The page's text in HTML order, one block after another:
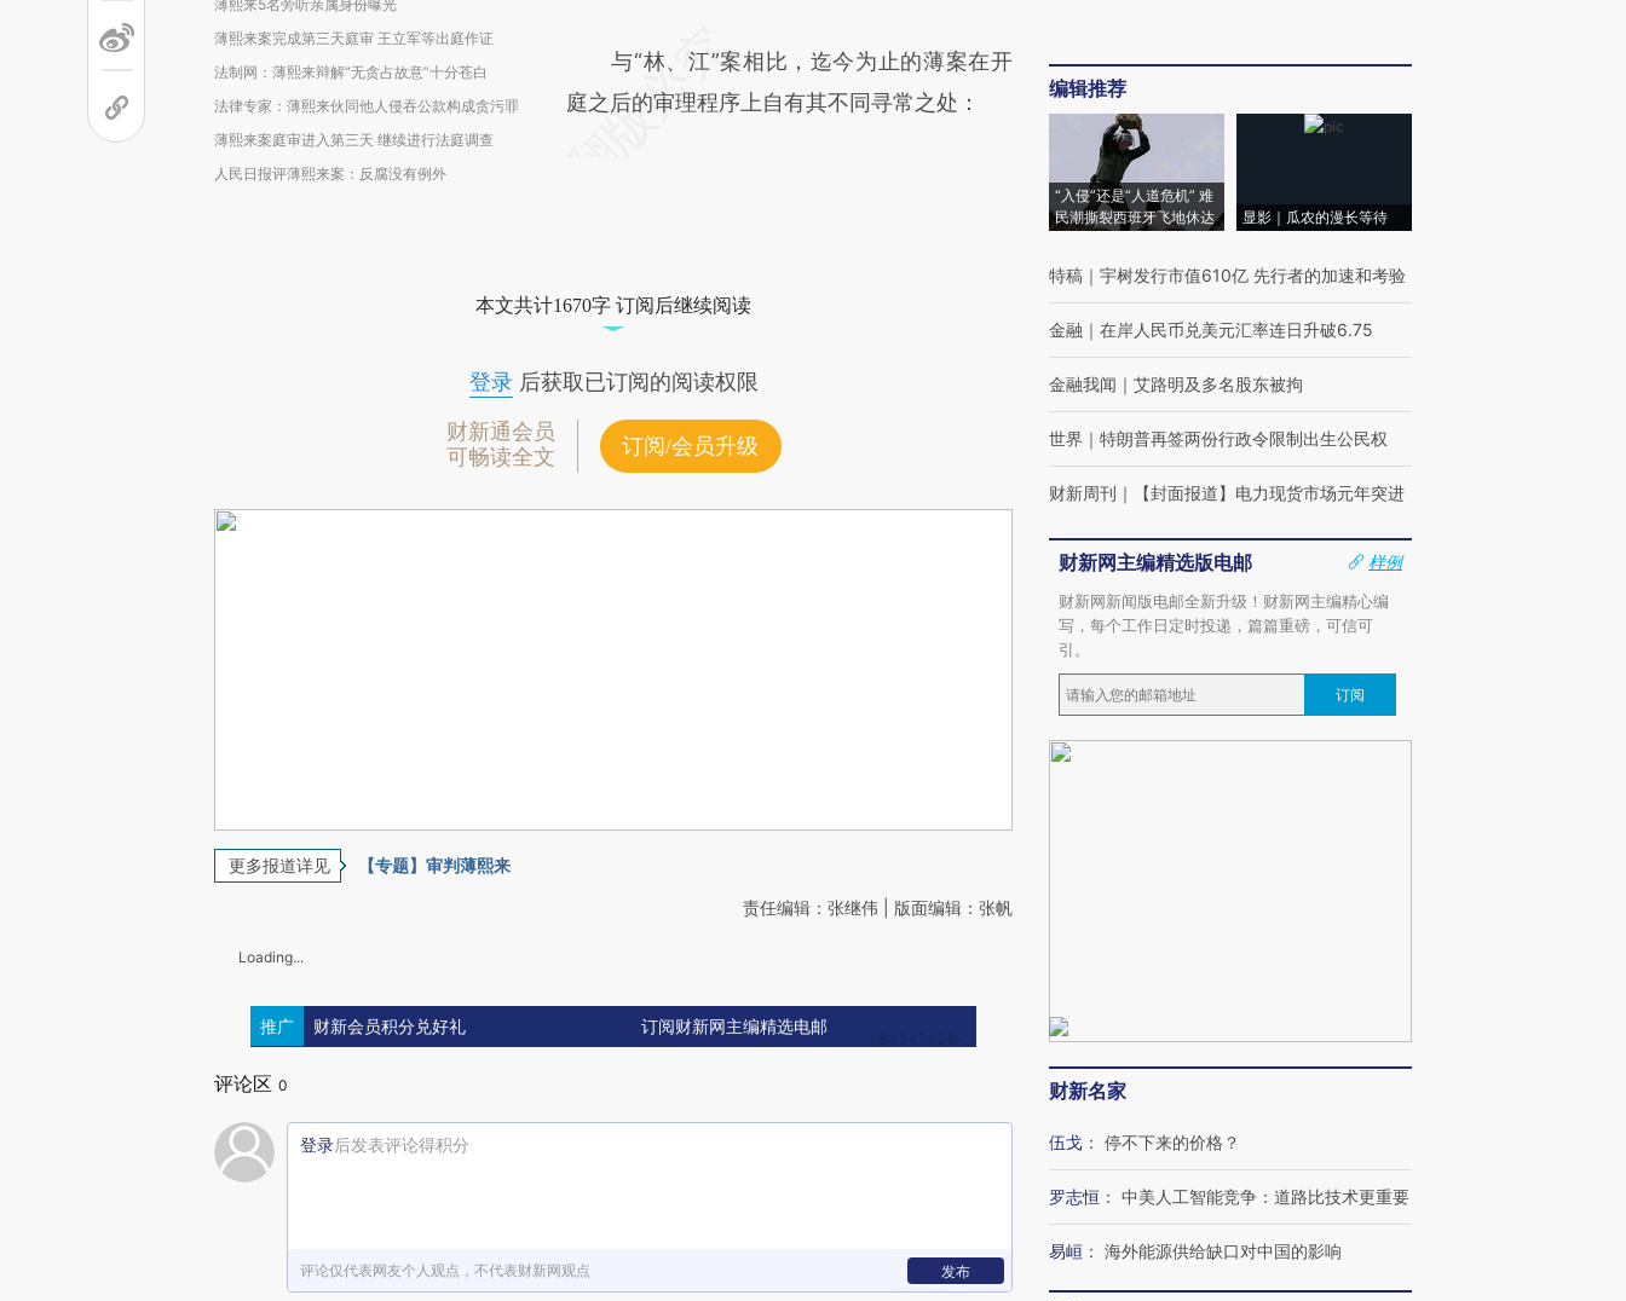
薄熙来5名旁听亲属身份曝光
薄熙来案完成第三天庭审 王立军等出庭作证
法制网：薄熙来辩解“无贪占故意”十分苍白
法律专家：薄熙来伙同他人侵吞公款构成贪污罪
薄熙来案庭审进入第三天 继续进行法庭调查
人民日报评薄熙来案：反腐没有例外
与“林、江”案相比，迄今为止的薄案在开
庭之后的审理程序上自有其不同寻常之处：
本文共计1670字 订阅后继续阅读
登录后获取已订阅的阅读权限
财新通会员
可畅读全文
订阅/会员升级
更多报道详见 【专题】审判薄熙来
责任编辑：张继伟 | 版面编辑：张帆
Loading...
推广 财新会员积分兑好礼 订阅财新网主编精选电邮
评论区 0
登录后发表评论得积分
评论仅代表网友个人观点，不代表财新网观点 发布
编辑推荐
“入侵”还是“人道危机” 难
民潮撕裂西班牙飞地休达
显影｜瓜农的漫长等待
特稿 ｜ 宇树发行市值610亿 先行者的加速和考验
金融 ｜ 在岸人民币兑美元汇率连日升破6.75
金融我闻 ｜ 艾路明及多名股东被拘
世界 ｜ 特朗普再签两份行政令限制出生公民权
财新周刊 ｜ 【封面报道】电力现货市场元年突进
财新网主编精选版电邮
样例
财新网新闻版电邮全新升级！财新网主编精心编
写，每个工作日定时投递，篇篇重磅，可信可
引。
订阅
财新名家
伍戈 ： 停不下来的价格？
罗志恒 ： 中美人工智能竞争：道路比技术更重要
易峘 ： 海外能源供给缺口对中国的影响